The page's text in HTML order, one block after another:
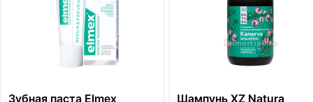
Зубная паста Elmex
Шампунь XZ Natura